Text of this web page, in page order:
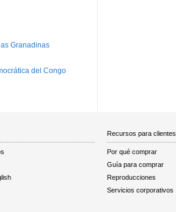
Granadinas
del Congo
Recursos para clientes
Por qué comprar
Guía para comprar
Reproducciones
Servicios corporativos